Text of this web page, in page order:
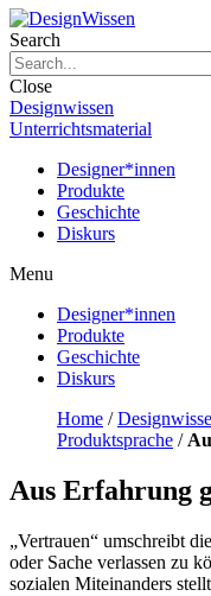
Search
Close
Designwissen
Unterrichtsmaterial
Designer*innen
Produkte
Geschichte
Diskurs
Menu
Designer*innen
Produkte
Geschichte
Diskurs
Home /
Produktsprache /
Aus Erfahrung
„Vertrauen“ umschreibt
oder Sache verlassen zu
sozialen Miteinanders